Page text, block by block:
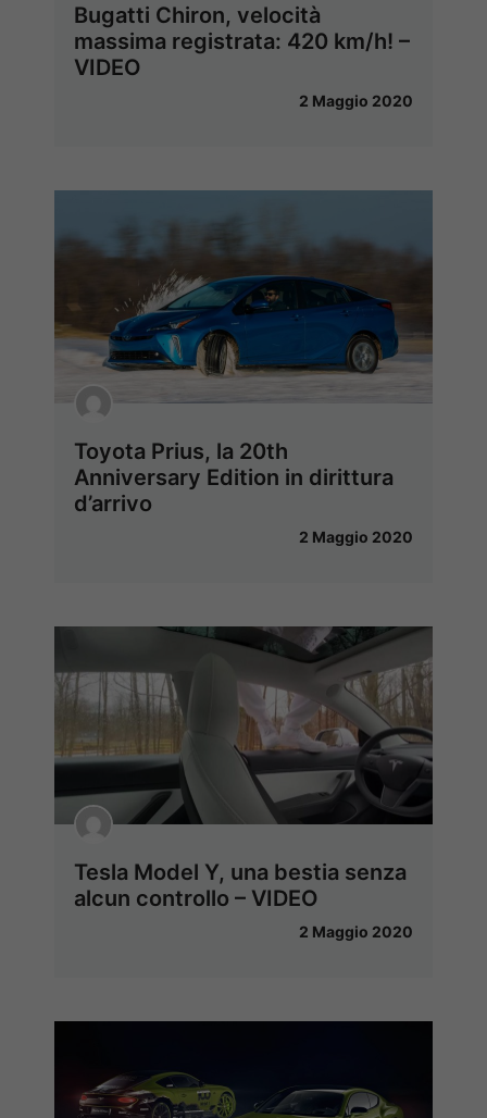
Bugatti Chiron, velocità
massima registrata: 420 km/h! –
VIDEO
2 Maggio 2020
Toyota Prius, la 20th
Anniversary Edition in dirittura
d’arrivo
2 Maggio 2020
Tesla Model Y, una bestia senza
alcun controllo – VIDEO
2 Maggio 2020